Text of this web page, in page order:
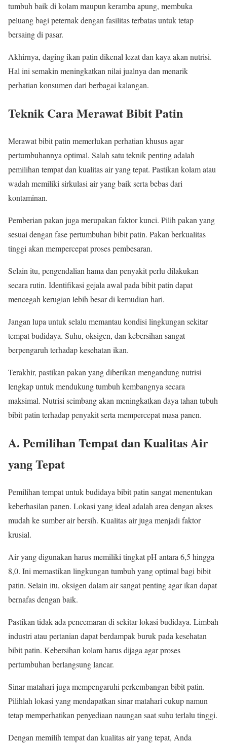
tumbuh baik di kolam maupun keramba apung, membuka
peluang bagi peternak dengan fasilitas terbatas untuk tetap
bersaing di pasar.
Akhirnya, daging ikan patin dikenal lezat dan kaya akan nutrisi.
Hal ini semakin meningkatkan nilai jualnya dan menarik
perhatian konsumen dari berbagai kalangan.
Teknik Cara Merawat Bibit Patin
Merawat bibit patin memerlukan perhatian khusus agar
pertumbuhannya optimal. Salah satu teknik penting adalah
pemilihan tempat dan kualitas air yang tepat. Pastikan kolam atau
wadah memiliki sirkulasi air yang baik serta bebas dari
kontaminan.
Pemberian pakan juga merupakan faktor kunci. Pilih pakan yang
sesuai dengan fase pertumbuhan bibit patin. Pakan berkualitas
tinggi akan mempercepat proses pembesaran.
Selain itu, pengendalian hama dan penyakit perlu dilakukan
secara rutin. Identifikasi gejala awal pada bibit patin dapat
mencegah kerugian lebih besar di kemudian hari.
Jangan lupa untuk selalu memantau kondisi lingkungan sekitar
tempat budidaya. Suhu, oksigen, dan kebersihan sangat
berpengaruh terhadap kesehatan ikan.
Terakhir, pastikan pakan yang diberikan mengandung nutrisi
lengkap untuk mendukung tumbuh kembangnya secara
maksimal. Nutrisi seimbang akan meningkatkan daya tahan tubuh
bibit patin terhadap penyakit serta mempercepat masa panen.
A. Pemilihan Tempat dan Kualitas Air
yang Tepat
Pemilihan tempat untuk budidaya bibit patin sangat menentukan
keberhasilan panen. Lokasi yang ideal adalah area dengan akses
mudah ke sumber air bersih. Kualitas air juga menjadi faktor
krusial.
Air yang digunakan harus memiliki tingkat pH antara 6,5 hingga
8,0. Ini memastikan lingkungan tumbuh yang optimal bagi bibit
patin. Selain itu, oksigen dalam air sangat penting agar ikan dapat
bernafas dengan baik.
Pastikan tidak ada pencemaran di sekitar lokasi budidaya. Limbah
industri atau pertanian dapat berdampak buruk pada kesehatan
bibit patin. Kebersihan kolam harus dijaga agar proses
pertumbuhan berlangsung lancar.
Sinar matahari juga mempengaruhi perkembangan bibit patin.
Pilihlah lokasi yang mendapatkan sinar matahari cukup namun
tetap memperhatikan penyediaan naungan saat suhu terlalu tinggi.
Dengan memilih tempat dan kualitas air yang tepat, Anda